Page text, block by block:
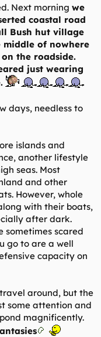
Next morning we
coastal road
Bush hut village
middle of nowhere
the roadside.
just wearing
days, needless to
islands and
another lifestyle
seas. Most
and other
However, whole
with their boats,
after dark.
sometimes scared
go to are a well
capacity on
around, but the
some attention and
magnificently.